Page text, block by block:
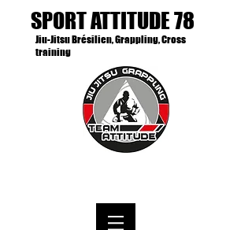
SPORT ATTITUDE 78
Jiu-Jitsu Brésilien, Grappling, Cross
training